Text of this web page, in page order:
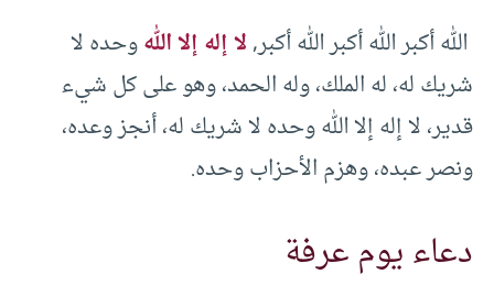
الله أكبر الله أكبر الله أكبر,لا إله إلا اللهوحده لا
شريك له، له الملك، وله الحمد، وهو على كل شيء
قدير، لا إله إلا الله وحده لا شريك له، أنجز وعده،
ونصر عبده، وهزم الأحزاب وحده.
دعاء يوم عرفة